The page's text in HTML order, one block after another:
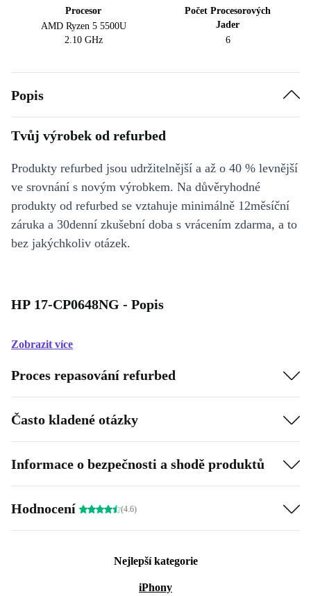
Procesor
AMD Ryzen 5 5500U
2.10 GHz
Počet Procesorových
Jader
6
Popis
Tvůj výrobek od refurbed
Produkty refurbed jsou udržitelnější a až o 40 % levnější
ve srovnání s novým výrobkem. Na důvěryhodné
produkty od refurbed se vztahuje minimálně 12měsíční
záruka a 30denní zkušební doba s vrácením zdarma, a to
bez jakýchkoliv otázek.
HP 17-CP0648NG - Popis
Zobrazit více
Proces repasování refurbed
Často kladené otázky
Informace o bezpečnosti a shodě produktů
Hodnocení (4.6)
Nejlepší kategorie
iPhony